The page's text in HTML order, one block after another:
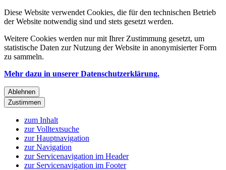
Diese Website verwendet Cookies, die für den technischen Betrieb
der Website notwendig sind und stets gesetzt werden.
Weitere Cookies werden nur mit Ihrer Zustimmung gesetzt, um
statistische Daten zur Nutzung der Website in anonymisierter Form
zu sammeln.
Mehr dazu in unserer Datenschutzerklärung.
Ablehnen
Zustimmen
zum Inhalt
zur Volltextsuche
zur Hauptnavigation
zur Navigation
zur Servicenavigation im Header
zur Servicenavigation im Footer